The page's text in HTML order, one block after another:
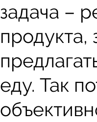
задача –
продукта,
еду. Так